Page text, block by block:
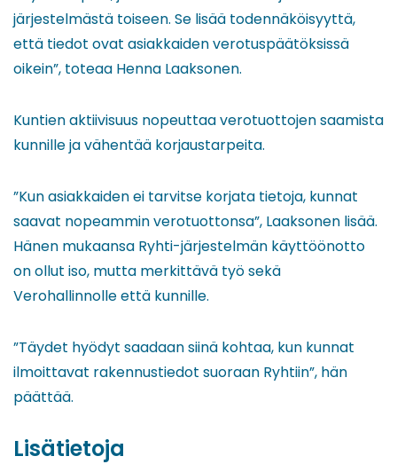
järjestelmästä toiseen. Se lisää todennäköisyyttä,
että tiedot ovat asiakkaiden verotuspäätöksissä
oikein”, toteaa Henna Laaksonen.
Kuntien aktiivisuus nopeuttaa verotuottojen saamista
kunnille ja vähentää korjaustarpeita.
”Kun asiakkaiden ei tarvitse korjata tietoja, kunnat
saavat nopeammin verotuottonsa”, Laaksonen lisää.
Hänen mukaansa Ryhti-järjestelmän käyttöönotto
on ollut iso, mutta merkittävä työ sekä
Verohallinnolle että kunnille.
”Täydet hyödyt saadaan siinä kohtaa, kun kunnat
ilmoittavat rakennustiedot suoraan Ryhtiin”, hän
päättää.
Lisätietoja